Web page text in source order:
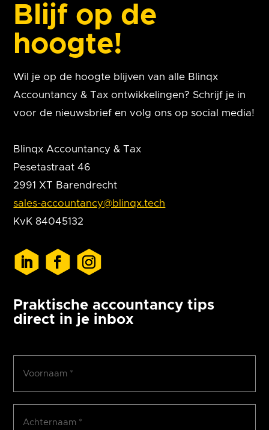
Blijf op de
hoogte!
Wil je op de hoogte blijven van alle Blinqx
Accountancy & Tax ontwikkelingen? Schrijf je in
voor de nieuwsbrief en volg ons op social media!
Blinqx Accountancy & Tax
Pesetastraat 46
2991 XT Barendrecht
sales-accountancy@blinqx.tech
KvK 84045132
Praktische accountancy tips
direct in je inbox